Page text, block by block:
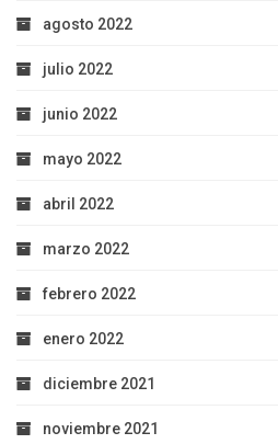
agosto 2022
julio 2022
junio 2022
mayo 2022
abril 2022
marzo 2022
febrero 2022
enero 2022
diciembre 2021
noviembre 2021